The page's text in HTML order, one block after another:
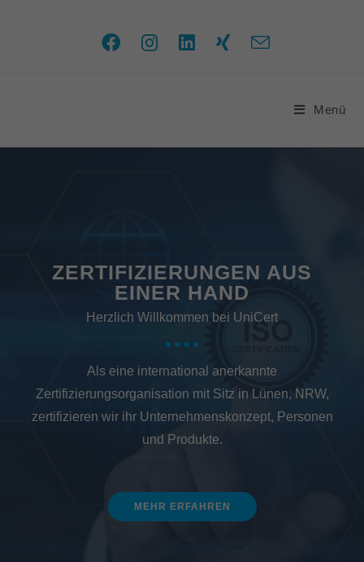
Menü
ZERTIFIZIERUNGEN AUS
EINER HAND
Herzlich Willkommen bei UniCert
Als eine international anerkannte
Zertifizierungsorganisation mit Sitz in Lünen, NRW,
zertifizieren wir ihr Unternehmenskonzept, Personen
und Produkte.
MEHR ERFAHREN